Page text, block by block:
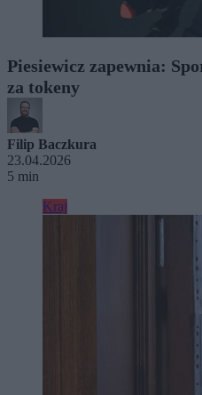
Piesiewicz zapewnia:
za tokeny
Filip Baczkura
23.04.2026
5 min
Kraj